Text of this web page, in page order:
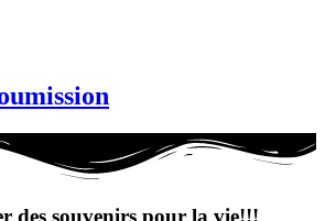
des souvenirs pour la vie!!!